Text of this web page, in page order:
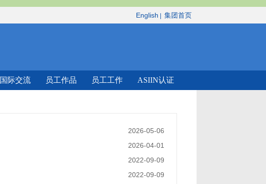
English
集团首页
国际交流 员工作品 员工工作 ASIIN认证
2026-05-06
2026-04-01
2022-09-09
2022-09-09